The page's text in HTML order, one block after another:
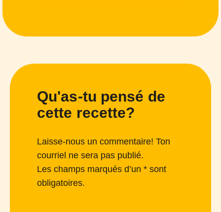
Qu'as-tu pensé de
cette recette?
Laisse-nous un commentaire! Ton
courriel ne sera pas publié.
Les champs marqués d’un * sont
obligatoires.